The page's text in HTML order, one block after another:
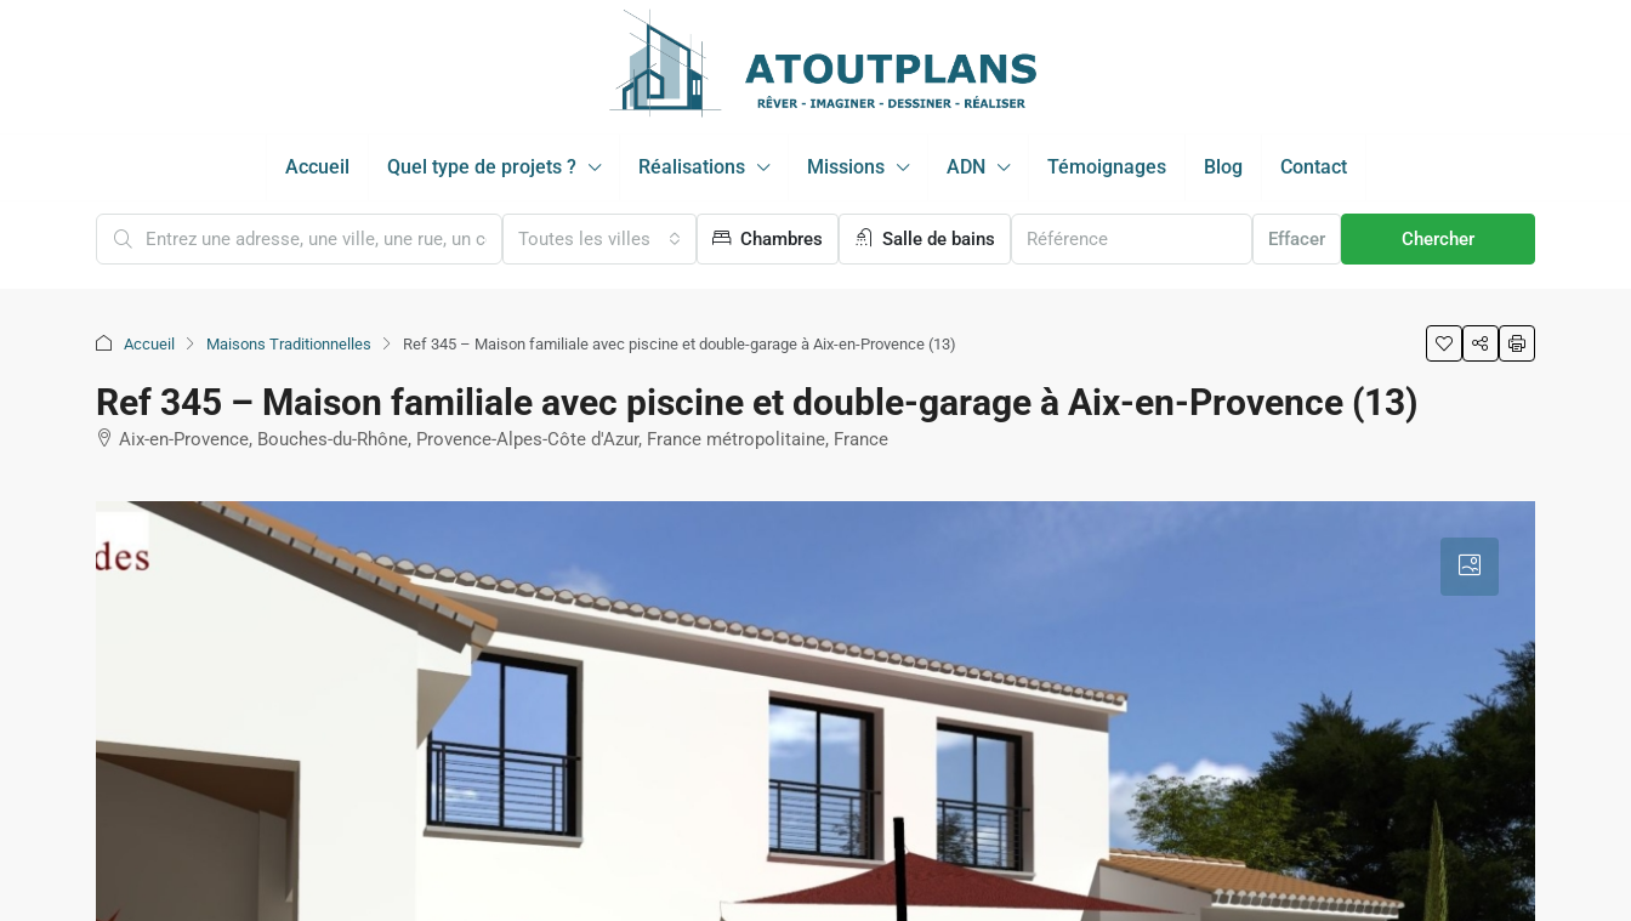
Accueil Quel type de projets ? Réalisations Missions ADN Témoignages Blog Contact
Toutes les villes Chambres Salle de bains Effacer Chercher
Accueil Maisons Traditionnelles Ref 345 – Maison familiale avec piscine et double-garage à Aix-en-Provence (13)
Ref 345 – Maison familiale avec piscine et double-garage à Aix-en-Provence (13)
Aix-en-Provence, Bouches-du-Rhône, Provence-Alpes-Côte d'Azur, France métropolitaine, France